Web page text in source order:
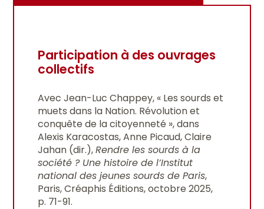
Participation à des ouvrages
collectifs
Avec Jean-Luc Chappey, « Les sourds et
muets dans la Nation. Révolution et
conquête de la citoyenneté », dans
Alexis Karacostas, Anne Picaud, Claire
Jahan (dir.),Rendre les sourds à la
société ? Une histoire de l’Institut
national des jeunes sourds de Paris,
Paris, Créaphis Éditions, octobre 2025,
p. 71-91.